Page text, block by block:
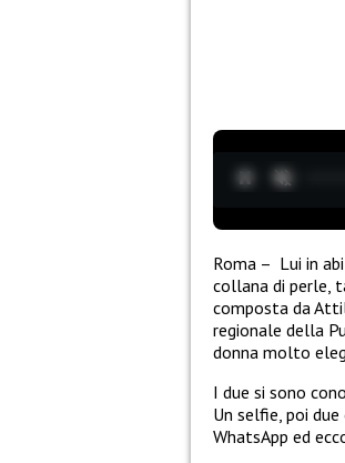
Roma – Lui in
collana di perle,
composta da
regionale della
donna molto
I due si sono
Un selfie, poi
WhatsApp ed